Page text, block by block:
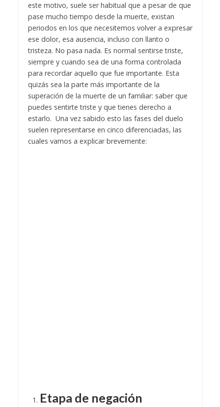
este motivo, suele ser habitual que a pesar de que
pase mucho tiempo desde la muerte, existan
periodos en los que necesitemos volver a expresar
ese dolor, esa ausencia, incluso con llanto o
tristeza. No pasa nada. Es normal sentirse triste,
siempre y cuando sea de una forma controlada
para recordar aquello que fue importante. Esta
quizás sea la parte más importante de la
superación de la muerte de un familiar: saber que
puedes sentirte triste y que tienes derecho a
estarlo. Una vez sabido esto las fases del duelo
suelen representarse en cinco diferenciadas, las
cuales vamos a explicar brevemente:
Etapa de negación